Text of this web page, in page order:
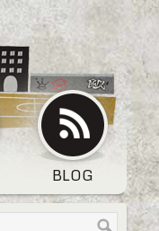
BLOG